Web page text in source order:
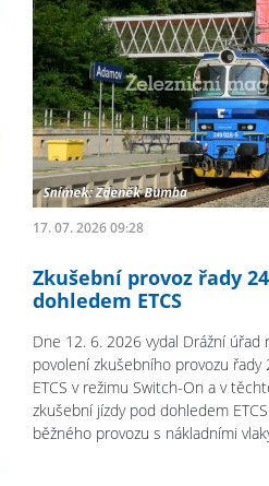
17. 07. 2026 09:28
Zkušební provoz řady
dohledem ETCS
Dne 12. 6. 2026 vydal Drážní úřad
povolení zkušebního provozu řady
ETCS v režimu Switch-On a v
zkušební jízdy pod dohledem
běžného provozu s nákladními